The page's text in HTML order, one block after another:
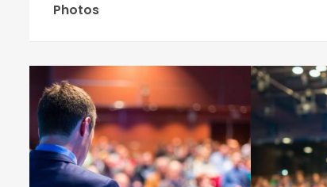
Photos